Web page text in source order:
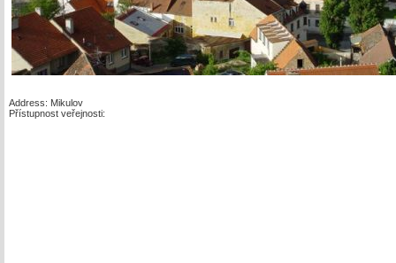
Address: Mikulov
Přístupnost veřejnosti: